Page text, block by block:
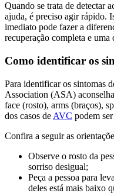
Quando se trata de detectar
ajuda, é preciso agir rápido.
imediato pode fazer a
recuperação completa e
Como identificar os
Para identificar os sintomas
Association (ASA)
face (rosto), arms (braços),
dos casos de AVC podem
Confira a seguir as
Observe o rosto da
sorriso desigual;
Peça a pessoa para
deles está mais baixo